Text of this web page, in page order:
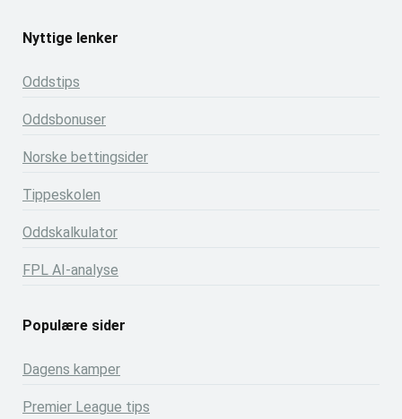
Nyttige lenker
Oddstips
Oddsbonuser
Norske bettingsider
Tippeskolen
Oddskalkulator
FPL AI-analyse
Populære sider
Dagens kamper
Premier League tips